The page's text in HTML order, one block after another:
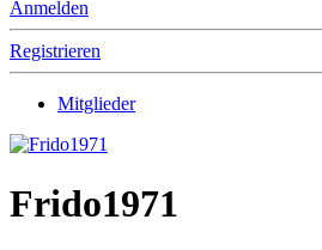
Anmelden
Registrieren
Mitglieder
Frido1971